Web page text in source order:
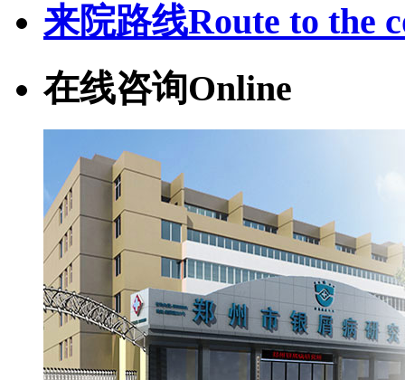
来院路线Route to the
在线咨询Online